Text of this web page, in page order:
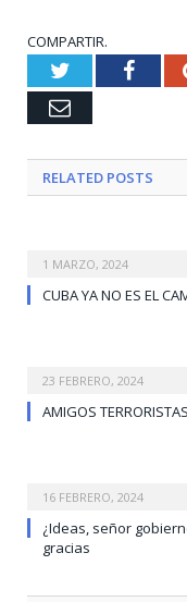
COMPARTIR.
Twitter
Email
RELATED POSTS
1 MARZO, 2024
CUBA YA NO ES EL
23 FEBRERO, 2024
AMIGOS TERRORISTAS
16 FEBRERO, 2024
¿Ideas, señor
gracias